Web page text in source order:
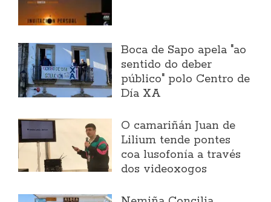
Boca de Sapo apela "ao
sentido do deber
público" polo Centro de
Día XA
O camariñán Juan de
Lilium tende pontes
coa lusofonía a través
dos videoxogos